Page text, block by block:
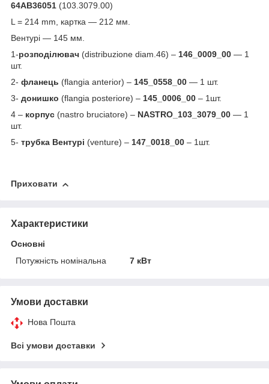
64АВ36051 (103.3079.00)
L = 214 mm, картка — 212 мм.
Вентурі — 145 мм.
1-розподілювач (distribuzione diam.46) – 146_0009_00 — 1
шт.
2- фланець (flangia anterior) – 145_0558_00 — 1 шт.
3- донишко (flangia posteriore) – 145_0006_00 – 1шт.
4 – корпус (nastro bruciatore) – NASTRO_103_3079_00 — 1
шт.
5- трубка Вентурі (venture) – 147_0018 _00 – 1шт.
Приховати
Характеристики
Основні
Потужність номінальна
7 кВт
Умови доставки
Нова Пошта
Всі умови доставки